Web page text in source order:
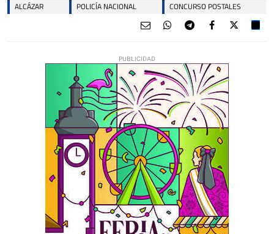
ALCÁZAR POLICÍA NACIONAL CONCURSO POSTALES